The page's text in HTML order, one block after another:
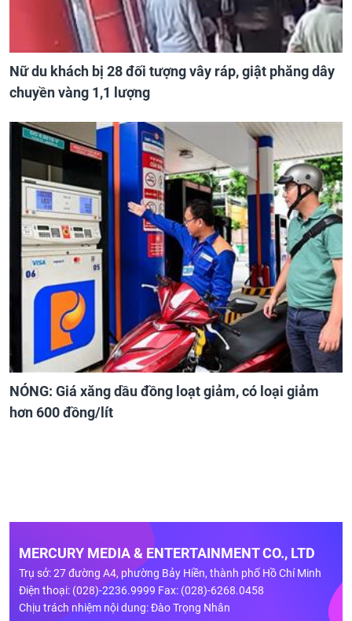
Nữ du khách bị 28 đối tượng vây ráp, giật phăng dây
chuyền vàng 1,1 lượng
NÓNG: Giá xăng dầu đồng loạt giảm, có loại giảm
hơn 600 đồng/lít
MERCURY MEDIA & ENTERTAINMENT CO., LTD
Trụ sở: 27 đường A4, phường Bảy Hiền, thành phố Hồ Chí Minh
Điện thoại: (028)-2236.9999 Fax: (028)-6268.0458
Chịu trách nhiệm nội dung: Đào Trọng Nhân